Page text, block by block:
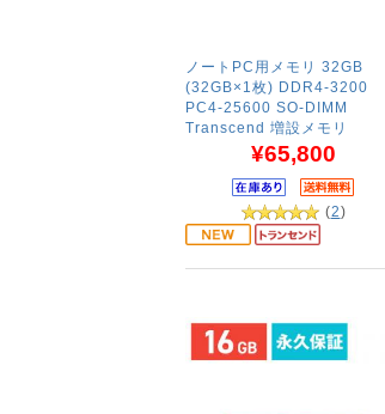
ノートPC用メモリ 32GB
(32GB×1枚) DDR4-3200
PC4-25600 SO-DIMM
Transcend 増設メモリ
¥65,800
(2)